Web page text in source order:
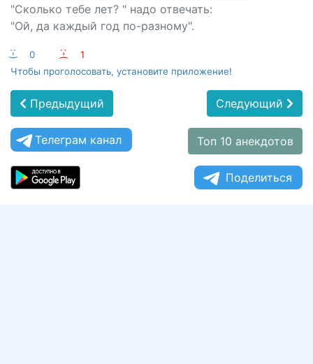
"Сколько тебе лет? " надо отвечать:
"Ой, да каждый год по-разному".
:-) 0 :-(
1
Чтобы проголосовать, установите приложение!
Предыдущий Следующий
Телеграм канал Топ 10 анекдотов
Поделиться